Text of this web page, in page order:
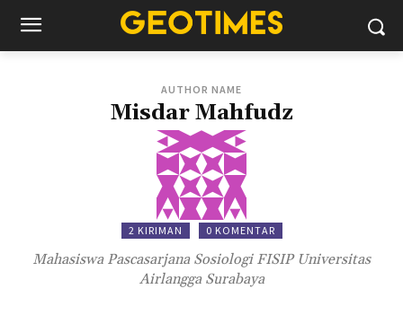
AUTHOR NAME
Misdar Mahfudz
2 KIRIMAN 0 KOMENTAR
Mahasiswa Pascasarjana Sosiologi FISIP Universitas
Airlangga Surabaya